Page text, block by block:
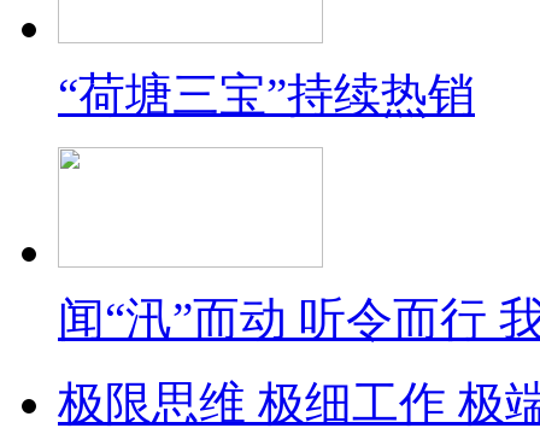
“荷塘三宝”持续热销
闻“汛”而动 听令而行
极限思维 极细工作 极